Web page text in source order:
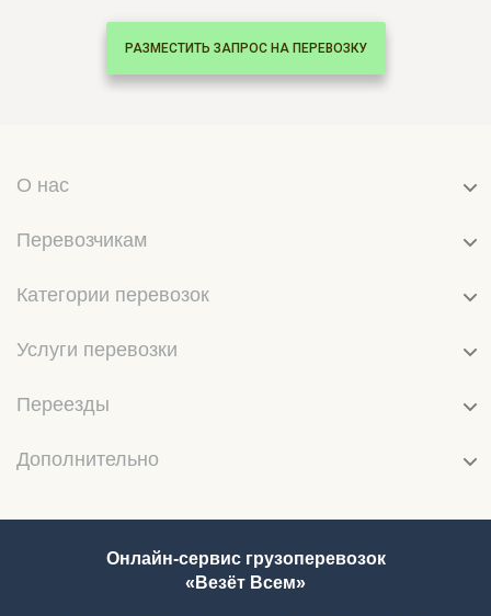
РАЗМЕСТИТЬ ЗАПРОС НА ПЕРЕВОЗКУ
О нас
Перевозчикам
Категории перевозок
Услуги перевозки
Переезды
Дополнительно
Онлайн-сервис грузоперевозок
«Везёт Всем»